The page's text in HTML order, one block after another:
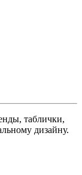
таблички,
дизайну.